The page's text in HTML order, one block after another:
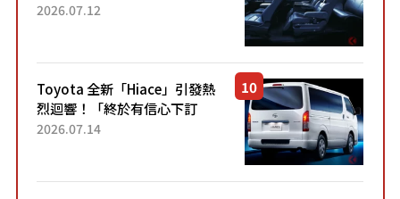
「真皮座椅」與專屬「黑色內
「三...
2026.07.12
Toyota 全新「Hiace」引發熱
烈迴響！「終於有信心下訂
了！」「哪個等級交車最
車？...
2026.07.14